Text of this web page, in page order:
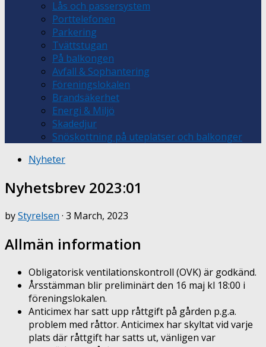
Lås och passersystem
Porttelefonen
Parkering
Tvättstugan
På balkongen
Avfall & Sophantering
Föreningslokalen
Brandsäkerhet
Energi & Miljö
Skadedjur
Snöskottning på uteplatser och balkonger
Nyheter
Nyhetsbrev 2023:01
byStyrelsen · 3 March, 2023
Allmän information
Obligatorisk ventilationskontroll (OVK) är godkänd.
Årsstämman blir preliminärt den 16 maj kl 18:00 i
föreningslokalen.
Anticimex har satt upp råttgift på gården p.g.a.
problem med råttor. Anticimex har skyltat vid varje
plats där råttgift har satts ut, vänligen var